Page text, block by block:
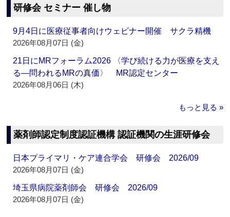
研修会 セミナー 催し物
9月4日に医療従事者向けウェビナー開催 サクラ精機
2026年08月07日 (金)
21日にMRフォーラム2026 〈学び続ける力が医療を支え
る―問われるMRの真価〉 MR認定センター
2026年08月06日 (木)
もっと見る »
薬剤師認定制度認証機構 認証機関の生涯研修会
日本プライマリ・ケア連合学会 研修会 2026/09
2026年08月07日 (金)
埼玉県病院薬剤師会 研修会 2026/09
2026年08月07日 (金)